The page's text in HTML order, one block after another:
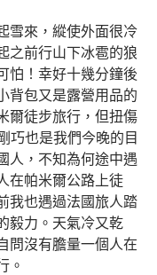
雪來，縱使外面很冷
之前行山下冰雹的狼
怕！幸好十幾分鐘後
背包又是露營用品的
爾徒步旅行，但扭傷
巧也是我們今晚的目
人，不知為何途中遇
在帕米爾公路上徒
我也遇過法國旅人踏
毅力。天氣冷又乾
問沒有膽量一個人在
。